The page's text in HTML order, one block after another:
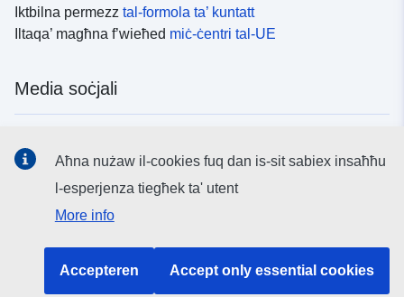
Iktbilna permezz tal-formola ta’ kuntatt
Iltaqa’ magħna f’wieħed miċ-ċentri tal-UE
Media soċjali
L-istituzzjonijiet u l-korpi tal-UE
Aħna nużaw il-cookies fuq dan is-sit sabiex insaħħu
l-esperjenza tiegħek ta' utent
More info
Accepteren Accept only essential cookies